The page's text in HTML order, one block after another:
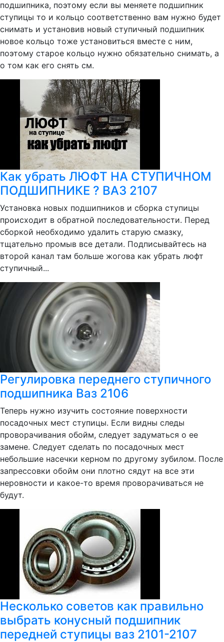
подшипника, поэтому если вы меняете подшипник
ступицы то и кольцо соответственно вам нужно будет
снимать и установив новый ступичный подшипник
новое кольцо тоже установиться вместе с ним,
поэтому старое кольцо нужно обязательно снимать, а
о том как его снять см.
Как убрать ЛЮФТ НА СТУПИЧНОМ
ПОДШИПНИКЕ ? ВАЗ 2107
Установка новых подшипников и сборка ступицы
происходит в обратной последовательности. Перед
сборкой необходимо удалить старую смазку,
тщательно промыв все детали. Подписывайтесь на
второй канал там больше жогова как убрать люфт
ступичный...
Регулировка переднего ступичного
подшипника Ваз 2106
Теперь нужно изучить состояние поверхности
посадочных мест ступицы. Если видны следы
проворачивания обойм, следует задуматься о ее
замене. Следует сделать по посадочных мест
небольшие насечки керном по другому зубилом. После
запрессовки обойм они плотно сядут на все эти
неровности и какое-то время проворачиваться не
будут.
Несколько советов как правильно
выбрать конусный подшипник
передней ступицы ваз 2101-2107